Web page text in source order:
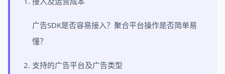
广告SDK是否容易接入？聚合平台操作是否简单易
懂？
支持的广告平台及广告类型